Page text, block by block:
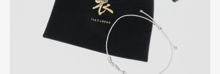
Cars
ProductCulture Lifestyle